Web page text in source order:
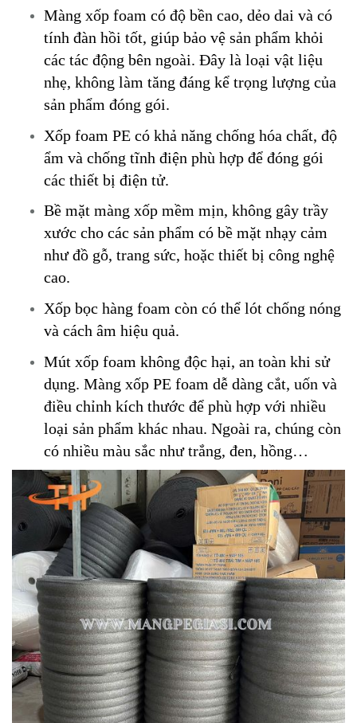
Màng xốp foam có độ bền cao, dẻo dai và có
tính đàn hồi tốt, giúp bảo vệ sản phẩm khỏi
các tác động bên ngoài. Đây là loại vật liệu
nhẹ, không làm tăng đáng kể trọng lượng của
sản phẩm đóng gói.
Xốp foam PE có khả năng chống hóa chất, độ
ẩm và chống tĩnh điện phù hợp để đóng gói
các thiết bị điện tử.
Bề mặt màng xốp mềm mịn, không gây trầy
xước cho các sản phẩm có bề mặt nhạy cảm
như đồ gỗ, trang sức, hoặc thiết bị công nghệ
cao.
Xốp bọc hàng foam còn có thể lót chống nóng
và cách âm hiệu quả.
Mút xốp foam không độc hại, an toàn khi sử
dụng. Màng xốp PE foam dễ dàng cắt, uốn và
điều chỉnh kích thước để phù hợp với nhiều
loại sản phẩm khác nhau. Ngoài ra, chúng còn
có nhiều màu sắc như trắng, đen, hồng…